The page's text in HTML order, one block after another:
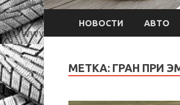
НОВОСТИ АВТО
МЕТКА: ГРАН ПРИ